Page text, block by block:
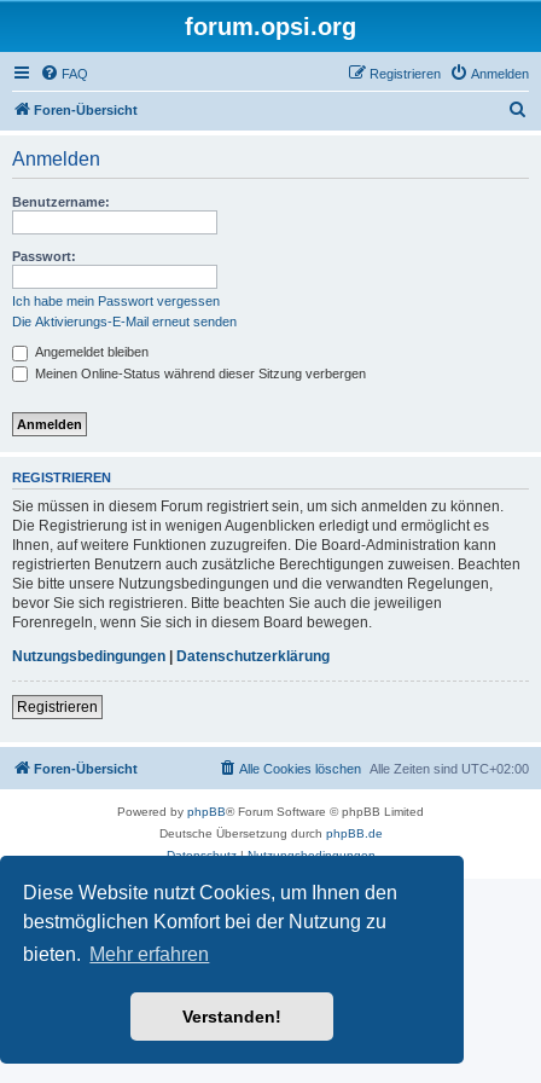
Diese Website nutzt Cookies, um Ihnen den
bestmöglichen Komfort bei der Nutzung zu
bieten. Mehr erfahren
Verstanden!
forum.opsi.org
FAQ Anmelden
Registrieren
Foren-Übersicht
Anmelden
Benutzername:
Passwort:
Ich habe mein Passwort vergessen
Die Aktivierungs-E-Mail erneut senden
Angemeldet bleiben
Meinen Online-Status während dieser Sitzung verbergen
REGISTRIEREN
Sie müssen in diesem Forum registriert sein, um sich anmelden zu können.
Die Registrierung ist in wenigen Augenblicken erledigt und ermöglicht es
Ihnen, auf weitere Funktionen zuzugreifen. Die Board-Administration kann
registrierten Benutzern auch zusätzliche Berechtigungen zuweisen. Beachten
Sie bitte unsere Nutzungsbedingungen und die verwandten Regelungen,
bevor Sie sich registrieren. Bitte beachten Sie auch die jeweiligen
Forenregeln, wenn Sie sich in diesem Board bewegen.
Nutzungsbedingungen | Datenschutzerklärung
Registrieren
Foren-Übersicht Alle Zeiten sind UTC+02:00
Alle Cookies löschen
Powered by phpBB® Forum Software © phpBB Limited
Deutsche Übersetzung durch phpBB.de
Datenschutz|Nutzungsbedingungen